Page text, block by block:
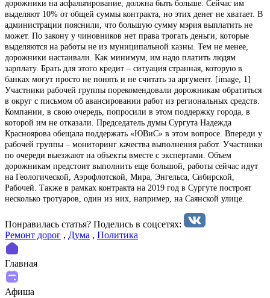
дорожники на асфальтирование, должна быть больше. Сейчас им
выделяют 10% от общей суммы контракта, но этих денег не хватает. В
администрации пояснили, что большую сумму мэрия выплатить не
может. По закону у чиновников нет права трогать деньги, которые
выделяются на работы не из муниципальной казны. Тем не менее,
дорожники настаивали. Как минимум, им надо платить людям
зарплату. Брать для этого кредит – ситуация странная, которую в
банках могут просто не понять и не считать за аргумент. [image, 1]
Участники рабочей группы порекомендовали дорожникам обратиться
в округ с письмом об авансировании работ из региональных средств.
Компании, в свою очередь, попросили в этом поддержку города, в
которой им не отказали. Председатель думы Сургута Надежда
Красноярова обещала поддержать «ЮВиС» в этом вопросе. Впереди у
рабочей группы – мониторинг качества выполнения работ. Участники
по очереди выезжают на объекты вместе с экспертами. Объем
дорожникам предстоит выполнить еще большой, работы сейчас идут
на Геологической, Аэрофлотской, Мира, Энгельса, Сибирской,
Рабочей. Также в рамках контракта на 2019 год в Сургуте построят
несколько тротуаров, один из них, например, на Саянской улице.
Понравилась статья? Поделиcь в соцсетях:
Ремонт дорог , Дума , Политика
Главная
Афиша